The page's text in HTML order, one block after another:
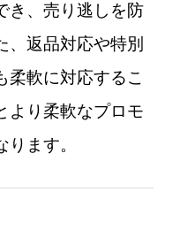
き、売り逃しを防
、返品対応や特別
柔軟に対応するこ
より柔軟なプロモ
ます。